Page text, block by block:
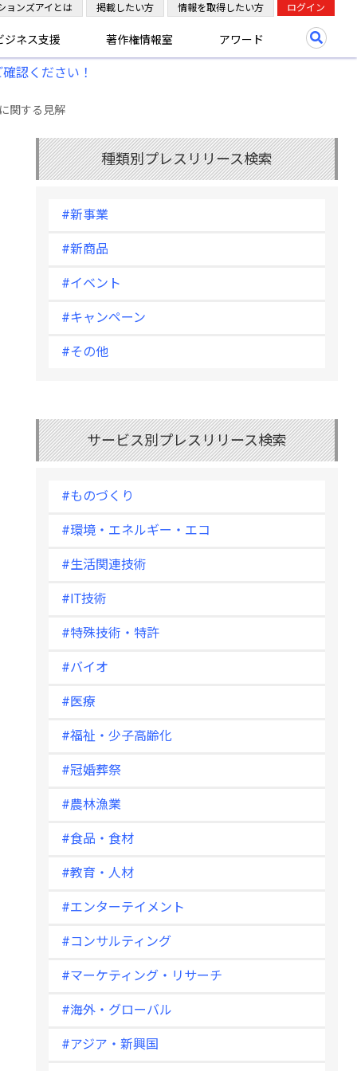
ジネス支援 著作権情報室 アワード
ョンズアイとは 掲載したい方 情報を取得したい方 ログイン
認ください！
関する見解
種類別プレスリリース検索
#新事業
#新商品
#イベント
#キャンペーン
#その他
サービス別プレスリリース検索
#ものづくり
#環境・エネルギー・エコ
#生活関連技術
#IT技術
#特殊技術・特許
#バイオ
#医療
#福祉・少子高齢化
#冠婚葬祭
#農林漁業
#食品・食材
#教育・人材
#エンターテイメント
#コンサルティング
#マーケティング・リサーチ
#海外・グローバル
#アジア・新興国